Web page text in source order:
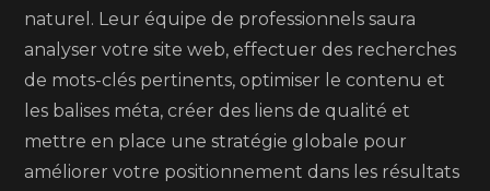
naturel. Leur équipe de professionnels saura
analyser votre site web, effectuer des recherches
de mots-clés pertinents, optimiser le contenu et
les balises méta, créer des liens de qualité et
mettre en place une stratégie globale pour
améliorer votre positionnement dans les résultats